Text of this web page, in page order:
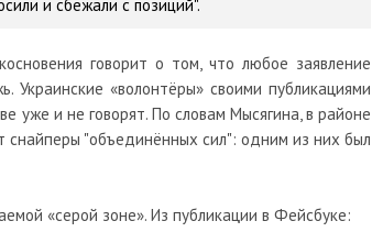
и сбежали с позиций".
говорит о том, что любое заявление
«волонтёры» своими публикациями
уже и не говорят. По словам Мысягина, в районе
снайперы "объединённых сил": одним из них был
«серой зоне». Из публикации в Фейсбуке: